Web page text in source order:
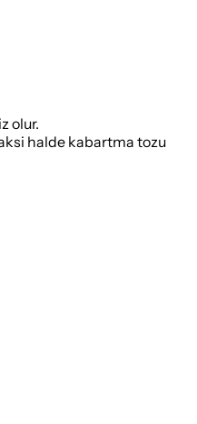
olur.
halde kabartma tozu